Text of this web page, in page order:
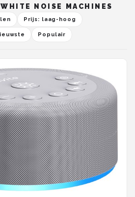
NOISE MACHINES
Prijs: laag-hoog
Populair